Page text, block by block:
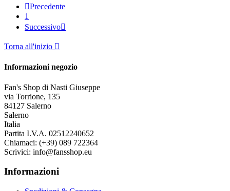
Precedente
1
Successivo
Torna all'inizio 
Informazioni negozio
Fan's Shop di Nasti Giuseppe
via Torrione, 135
84127 Salerno
Salerno
Italia
Partita I.V.A. 02512240652
Chiamaci: (+39) 089 722364
Scrivici: info@fansshop.eu
Informazioni